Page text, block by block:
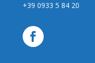
+39 0933 5 84 20